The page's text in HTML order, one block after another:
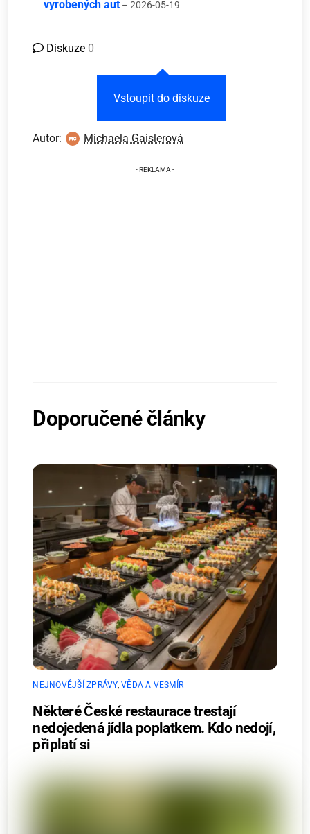
vyrobených aut – 2026-05-19
Diskuze 0
Vstoupit do diskuze
Autor: Michaela Gaislerová
Doporučené články
NEJNOVĚJŠÍ ZPRÁVY,VĚDA A VESMÍR
Některé České restaurace trestají
nedojedená jídla poplatkem. Kdo nedojí,
připlatí si